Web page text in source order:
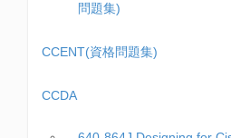
問題集)
CCENT(資格問題集)
CCDA